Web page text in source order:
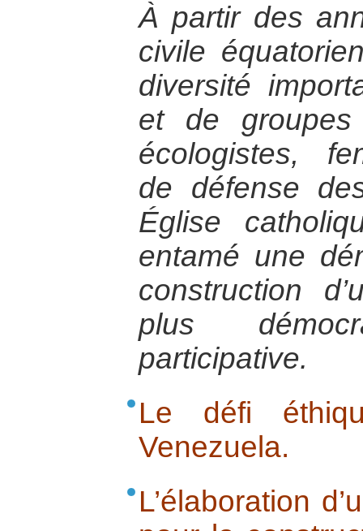
À partir des
civile
diversité
et de
écologistes,
de défense
Église
entamé une
construction
plus
participative.
Le défi
Venezuela.
L’élaboration